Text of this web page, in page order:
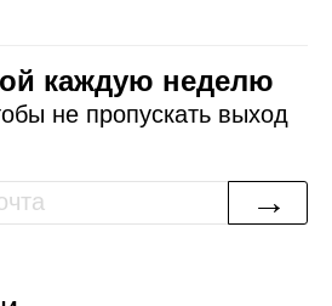
каждую неделю
не пропускать выход
→